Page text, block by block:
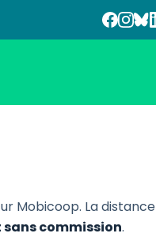
Mobicoop. La distance
commission.